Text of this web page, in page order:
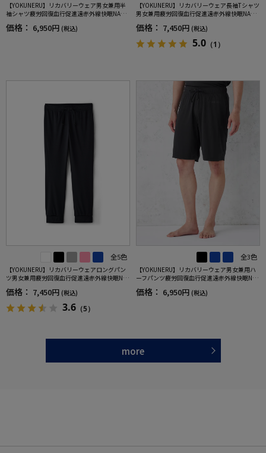
【YOKUNERU】リカバリーウェア男女兼用半
袖シャツ疲労回復血行促進遠赤外線快眠NANO
MIX(R)【一般医療機器】SS～LLサイズ
価格： 6,950円 (税込)
【YOKUNERU】リカバリーウェア長袖Tシャツ
男女兼用疲労回復血行促進遠赤外線快眠NANO
MIX(R)【一般医療機器】SS～LLサイズ
価格： 7,450円 (税込)
5.0 （1）
全5色
【YOKUNERU】リカバリーウェアロングパン
ツ男女兼用疲労回復血行促進遠赤外線快眠NA
NOMIX(R)【一般医療機器】SS～LLサイズ
価格： 7,450円 (税込)
3.6 （5）
全3色
【YOKUNERU】リカバリーウェア男女兼用ハ
ーフパンツ疲労回復血行促進遠赤外線快眠NA
NOMIX(R)【一般医療機器】SS～LLサイズ
価格： 6,950円 (税込)
more